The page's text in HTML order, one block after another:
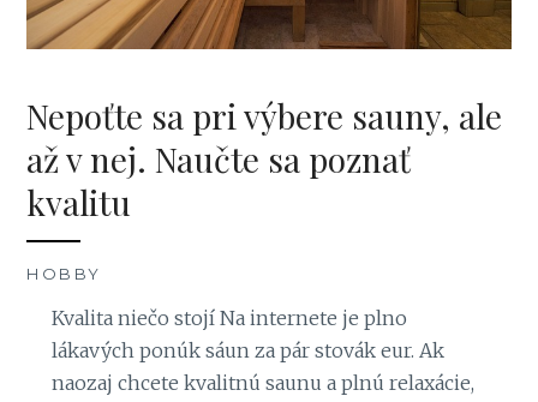
Nepoťte sa pri výbere sauny, ale
až v nej. Naučte sa poznať
kvalitu
HOBBY
Kvalita niečo stojí Na internete je plno
lákavých ponúk sáun za pár stovák eur. Ak
naozaj chcete kvalitnú saunu a plnú relaxácie,